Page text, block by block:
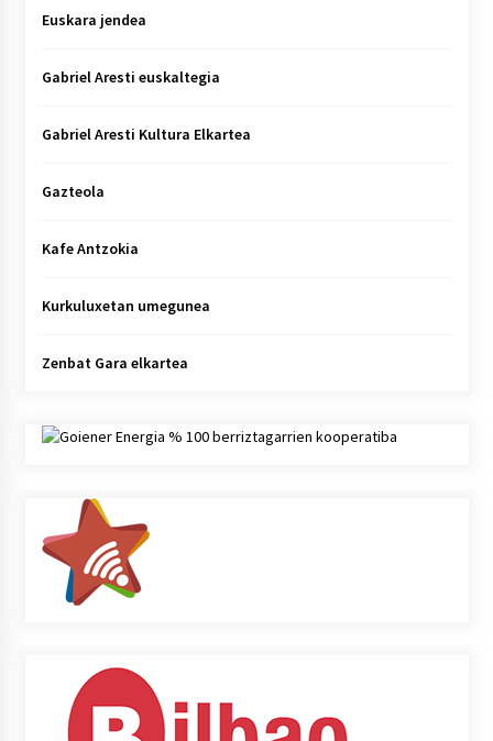
Euskara jendea
Gabriel Aresti euskaltegia
Gabriel Aresti Kultura Elkartea
Gazteola
Kafe Antzokia
Kurkuluxetan umegunea
Zenbat Gara elkartea